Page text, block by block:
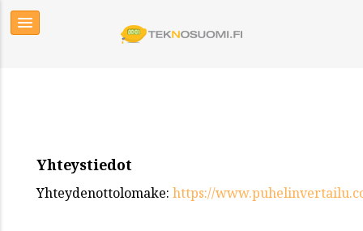
Yhteystiedot
Yhteydenottolomake: https://